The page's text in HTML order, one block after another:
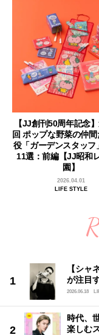
【JJ創刊50周年記念
回 ポップな野菜の仲
役「ガーデンスタッフ
11選：前編【JJ昭和
園】
2026.04.01
LIFE STYLE
【シャ
が注目
2026.06.18
時代、
楽しむ